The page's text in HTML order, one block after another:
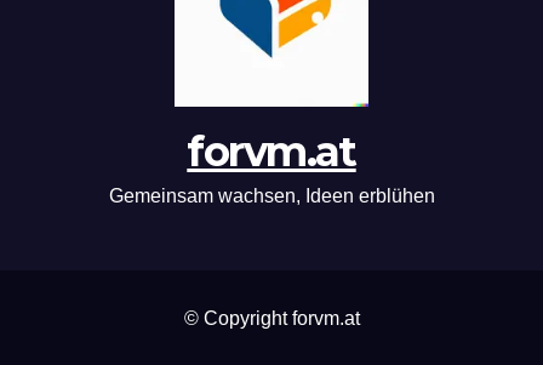
forvm.at
Gemeinsam wachsen, Ideen erblühen
© Copyright forvm.at